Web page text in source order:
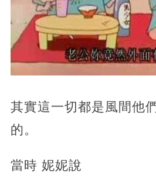
其實這一切都是風間他
的。
當時 妮妮說